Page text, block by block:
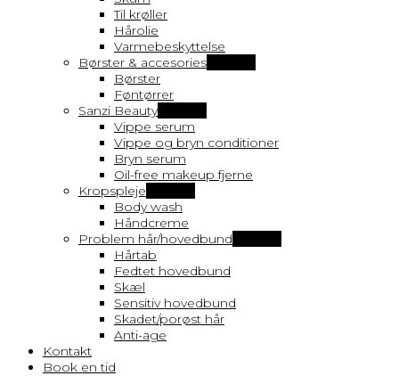
Til krøller
Hårolie
Varmebeskyttelse
Børster & accesories
Børster
Føntørrer
Sanzi Beauty
Vippe serum
Vippe og bryn conditioner
Bryn serum
Oil-free makeup fjerne
Kropspleje
Body wash
Håndcreme
Problem hår/hovedbund
Hårtab
Fedtet hovedbund
Skæl
Sensitiv hovedbund
Skadet/porøst hår
Anti-age
Kontakt
Book en tid